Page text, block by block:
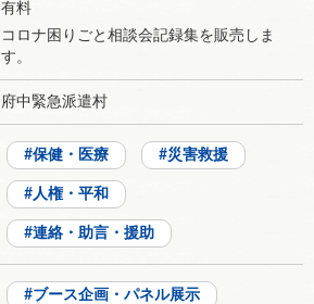
有料
コロナ困りごと相談会記録集を販売しま
す。
府中緊急派遣村
保健・医療 災害救援
人権・平和
連絡・助言・援助
ブース企画・パネル展示